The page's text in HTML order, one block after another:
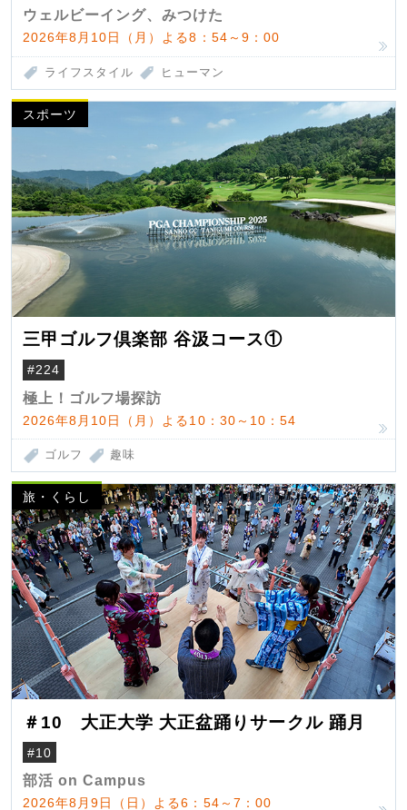
ウェルビーイング、みつけた
2026年8月10日（月）よる8：54～9：00
ライフスタイル ヒューマン
スポーツ
三甲ゴルフ倶楽部 谷汲コース①
#224
極上！ゴルフ場探訪
2026年8月10日（月）よる10：30～10：54
ゴルフ 趣味
旅・くらし
＃10 大正大学 大正盆踊りサークル 踊月
#10
部活 on Campus
2026年8月9日（日）よる6：54～7：00